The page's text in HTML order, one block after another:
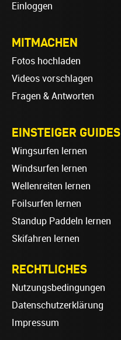
Einloggen
MITMACHEN
Fotos hochladen
Videos vorschlagen
Fragen & Antworten
EINSTEIGER GUIDES
Wingsurfen lernen
Windsurfen lernen
Wellenreiten lernen
Foilsurfen lernen
Standup Paddeln lernen
Skifahren lernen
RECHTLICHES
Nutzungsbedingungen
Datenschutzerklärung
Impressum